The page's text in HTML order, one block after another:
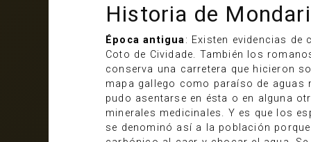
Historia de
Época antigua: Existen evidencias
Coto de Cividade. También los
conserva una carretera que hicieron
mapa gallego como paraíso de aguas
pudo asentarse en ésta o en alguna
minerales medicinales. Y es que los
se denominó así a la población